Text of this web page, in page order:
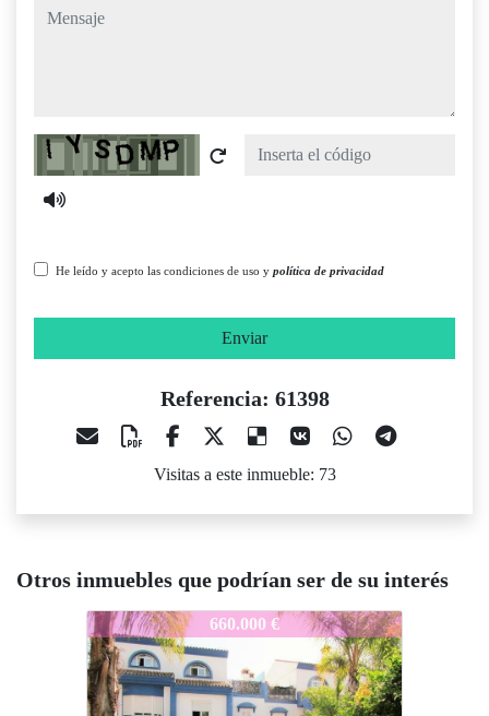
mensaje
Captcha
He leído y acepto las condiciones de uso y política de privacidad
Enviar
Referencia: 61398
Visitas a este inmueble: 73
Otros inmuebles que podrían ser de su interés
61398
660.000 €
61398 395.000 €